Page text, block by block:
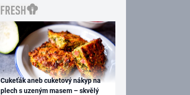
Cukeťák aneb cuketový nákyp na
plech s uzeným masem – skvělý